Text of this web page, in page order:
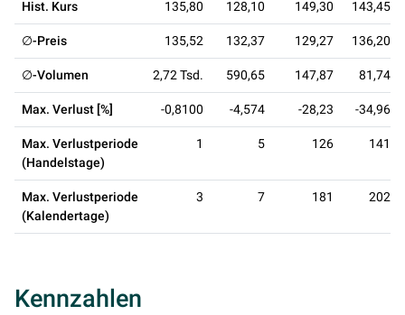
Hist. Kurs 135,80 128,10 149,30 143,45
∅-Preis 135,52 132,37 129,27 136,20
∅-Volumen 2,72 Tsd. 590,65 147,87 81,74
Max. Verlust [%] -0,8100 -4,574 -28,23 -34,96
Max. Verlustperiode
(Handelstage)
1 5 126 141
Max. Verlustperiode
(Kalendertage)
3 7 181 202
Kennzahlen